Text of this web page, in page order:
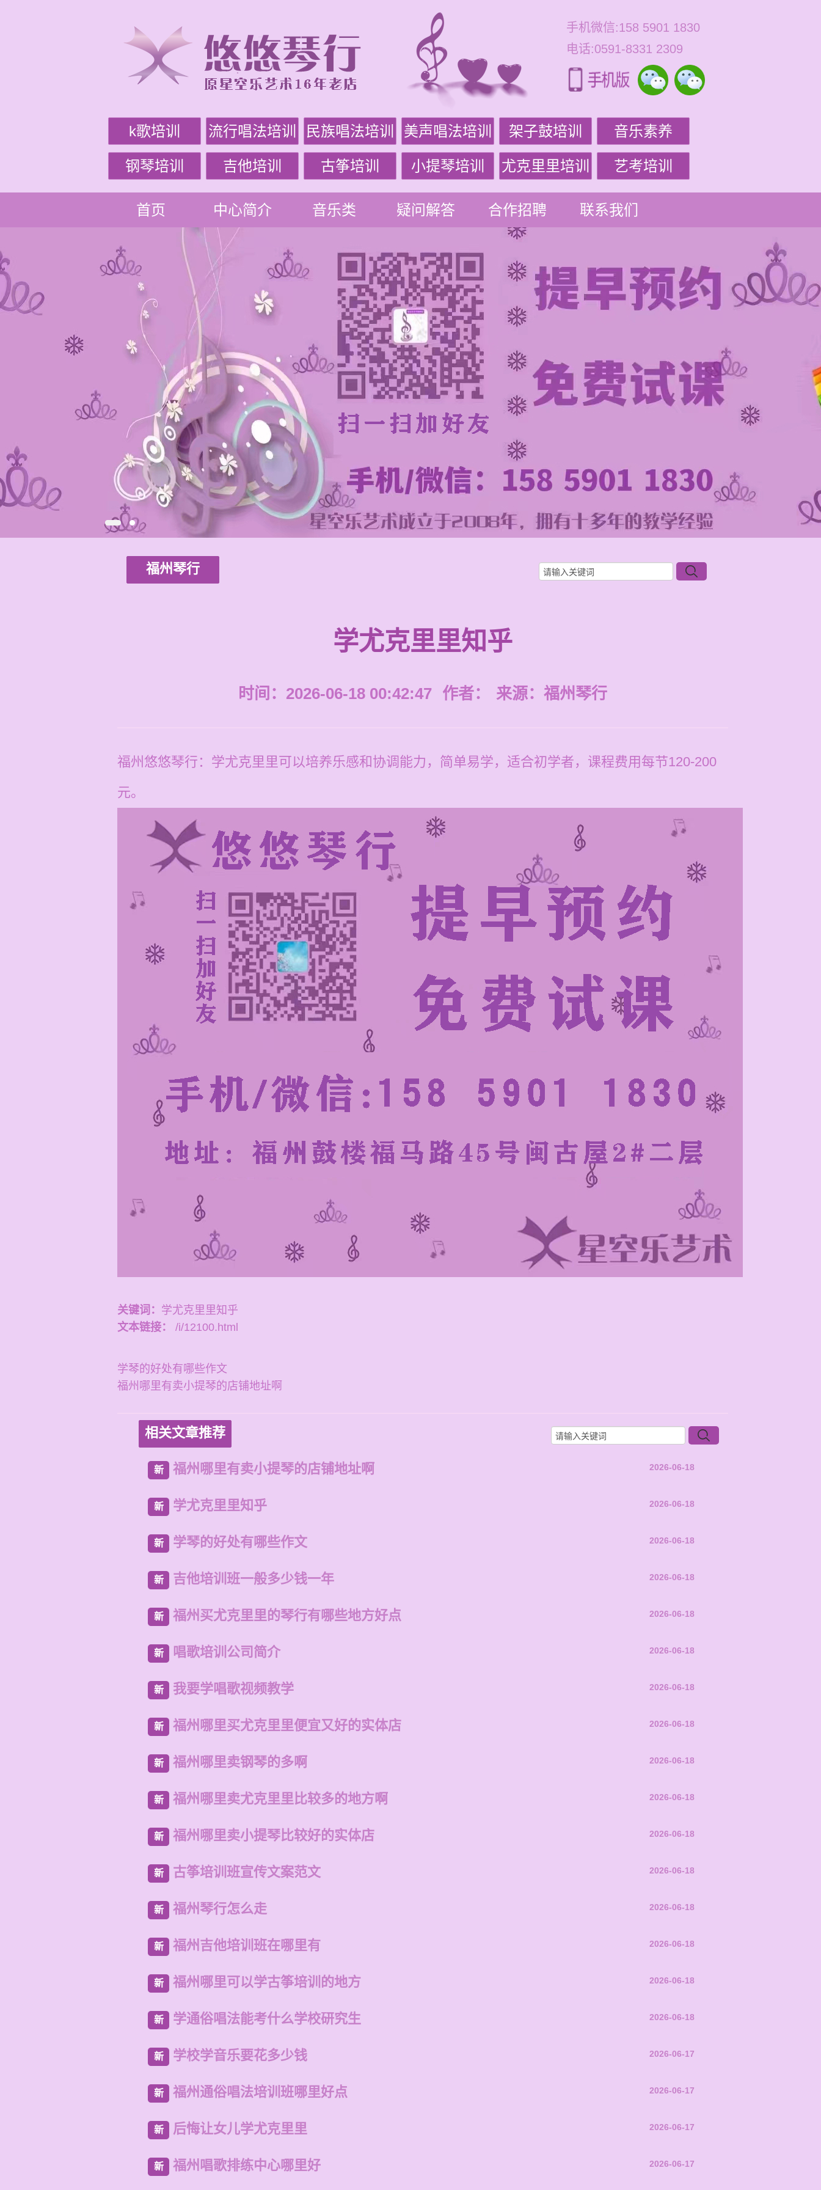
手机微信:158 5901 1830
电话:0591-8331 2309
k歌培训 流行唱法培训 民族唱法培训 美声唱法培训 架子鼓培训 音乐素养
钢琴培训 吉他培训 古筝培训 小提琴培训 尤克里里培训 艺考培训
首页 中心简介 音乐类 疑问解答 合作招聘 联系我们
福州琴行
学尤克里里知乎
时间：2026-06-18 00:42:47 作者： 来源： 福州琴行
福州悠悠琴行：学尤克里里可以培养乐感和协调能力，简单易学，适合初学者，课程费用每节120-200
元。
关键词： 学尤克里里知乎
文本链接：
/i/12100.html
学琴的好处有哪些作文
福州哪里有卖小提琴的店铺地址啊
相关文章推荐
新 福州哪里有卖小提琴的店铺地址啊 2026-06-18
新 学尤克里里知乎 2026-06-18
新 学琴的好处有哪些作文 2026-06-18
新 吉他培训班一般多少钱一年 2026-06-18
新 福州买尤克里里的琴行有哪些地方好点 2026-06-18
新 唱歌培训公司简介 2026-06-18
新 我要学唱歌视频教学 2026-06-18
新 福州哪里买尤克里里便宜又好的实体店 2026-06-18
新 福州哪里卖钢琴的多啊 2026-06-18
新 福州哪里卖尤克里里比较多的地方啊 2026-06-18
新 福州哪里卖小提琴比较好的实体店 2026-06-18
新 古筝培训班宣传文案范文 2026-06-18
新 福州琴行怎么走 2026-06-18
新 福州吉他培训班在哪里有 2026-06-18
新 福州哪里可以学古筝培训的地方 2026-06-18
新 学通俗唱法能考什么学校研究生 2026-06-18
新 学校学音乐要花多少钱 2026-06-17
新 福州通俗唱法培训班哪里好点 2026-06-17
新 后悔让女儿学尤克里里 2026-06-17
新 福州唱歌排练中心哪里好 2026-06-17